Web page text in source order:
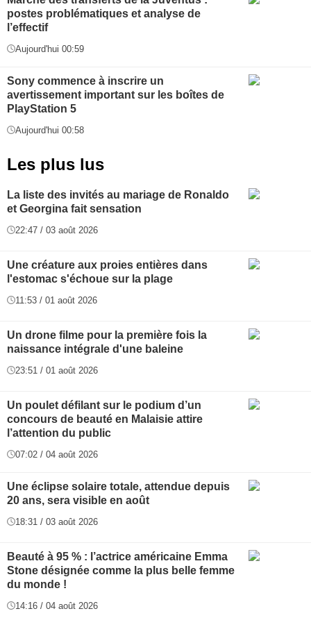
postes problématiques et analyse de
l’effectif
Aujourd'hui 00:59
Sony commence à inscrire un
avertissement important sur les boîtes de
PlayStation 5
Aujourd'hui 00:58
Les plus lus
La liste des invités au mariage de Ronaldo
et Georgina fait sensation
22:47 / 03 août 2026
Une créature aux proies entières dans
l'estomac s'échoue sur la plage
11:53 / 01 août 2026
Un drone filme pour la première fois la
naissance intégrale d'une baleine
23:51 / 01 août 2026
Un poulet défilant sur le podium d’un
concours de beauté en Malaisie attire
l’attention du public
07:02 / 04 août 2026
Une éclipse solaire totale, attendue depuis
20 ans, sera visible en août
18:31 / 03 août 2026
Beauté à 95 % : l’actrice américaine Emma
Stone désignée comme la plus belle femme
du monde !
14:16 / 04 août 2026